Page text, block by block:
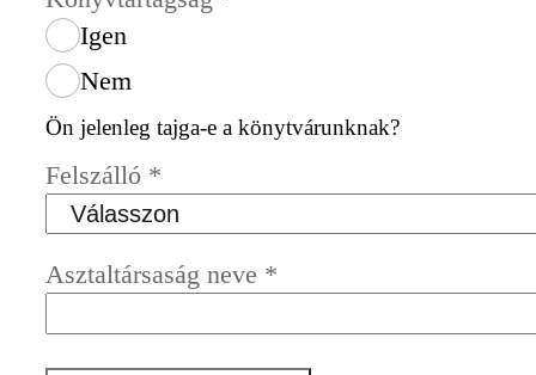
Igen
Nem
Ön jelenleg tajga-e a könytvárunknak?
Felszálló *
Asztaltársaság neve *